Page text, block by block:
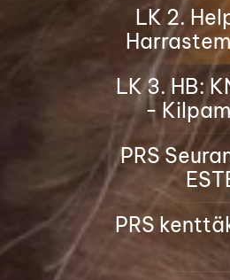
LK 2.
LK 3. HB:
-
PRS
PRS